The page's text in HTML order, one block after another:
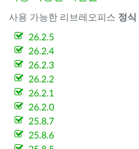
사용 가능한 리브레오피스 정식
26.2.5
26.2.4
26.2.3
26.2.2
26.2.1
26.2.0
25.8.7
25.8.6